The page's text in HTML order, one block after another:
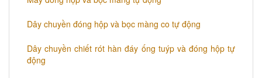
Dây chuyền đóng hộp và bọc màng co tự động
Dây chuyền chiết rót hàn đáy ống tuýp và đóng hộp tự
động